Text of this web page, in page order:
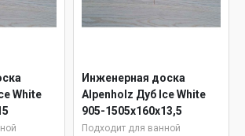
White
Инженерная доска
Alpenholz Дуб Ice White
905-1505х160х13,5
Подходит для ванной